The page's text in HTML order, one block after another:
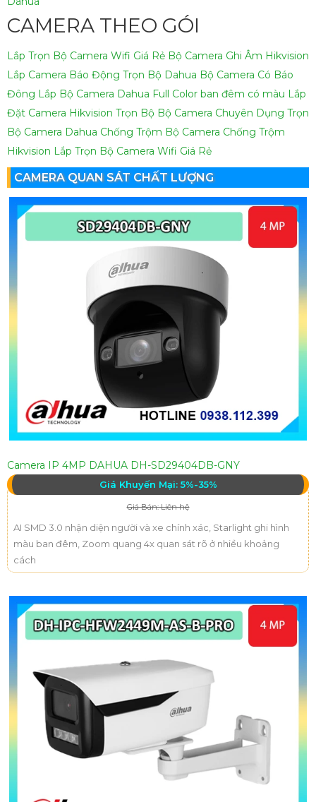
CAMERA THEO GÓI
Lắp Trọn Bộ Camera Wifi Giá Rẻ Bộ Camera Ghi Âm Hikvision
Lắp Camera Báo Động Trọn Bộ Dahua Bộ Camera Có Báo
Đông Lắp Bộ Camera Dahua Full Color ban đêm có màu Lắp
Đặt Camera Hikvision Trọn Bộ Bộ Camera Chuyên Dụng Trọn
Bộ Camera Dahua Chống Trộm Bộ Camera Chống Trộm
Hikvision Lắp Trọn Bộ Camera Wifi Giá Rẻ
CAMERA QUAN SÁT CHẤT LƯỢNG
Camera IP 4MP DAHUA DH-SD29404DB-GNY
Giá Khuyến Mại: 5%-35%
Giá Bán: Liên hệ
AI SMD 3.0 nhận diện người và xe chính xác, Starlight ghi hình
màu ban đêm, Zoom quang 4x quan sát rõ ở nhiều khoảng
cách